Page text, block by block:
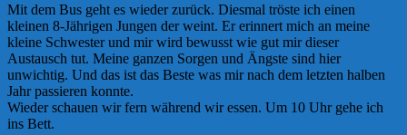
Mit dem Bus geht es wieder zurück. Diesmal tröste ich einen
kleinen 8-Jährigen Jungen der weint. Er erinnert mich an meine
kleine Schwester und mir wird bewusst wie gut mir dieser
Austausch tut. Meine ganzen Sorgen und Ängste sind hier
unwichtig. Und das ist das Beste was mir nach dem letzten halben
Jahr passieren konnte.
Wieder schauen wir fern während wir essen. Um 10 Uhr gehe ich
ins Bett.